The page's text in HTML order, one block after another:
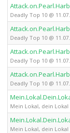
Deadly Top 10 @
Deadly Top 10 @
Deadly Top 10 @
Deadly Top 10 @
Mein Lokal, dein Lokal
Mein Lokal, dein Lokal